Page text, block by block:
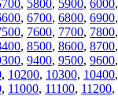
, 5800, 5900, 6000,
, 6700, 6800, 6900,
, 7600, 7700, 7800,
, 8500, 8600, 8700,
, 9400, 9500, 9600,
, 10200, 10300, 10400,
, 11000, 11100, 11200,